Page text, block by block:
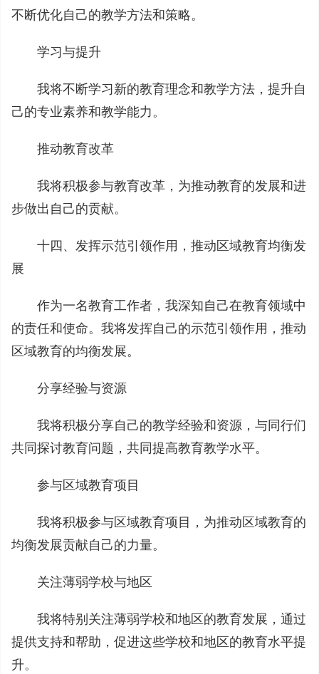
不断优化自己的教学方法和策略。
学习与提升
我将不断学习新的教育理念和教学方法，提升自
己的专业素养和教学能力。
推动教育改革
我将积极参与教育改革，为推动教育的发展和进
步做出自己的贡献。
十四、发挥示范引领作用，推动区域教育均衡发
展
作为一名教育工作者，我深知自己在教育领域中
的责任和使命。我将发挥自己的示范引领作用，推动
区域教育的均衡发展。
分享经验与资源
我将积极分享自己的教学经验和资源，与同行们
共同探讨教育问题，共同提高教育教学水平。
参与区域教育项目
我将积极参与区域教育项目，为推动区域教育的
均衡发展贡献自己的力量。
关注薄弱学校与地区
我将特别关注薄弱学校和地区的教育发展，通过
提供支持和帮助，促进这些学校和地区的教育水平提
升。